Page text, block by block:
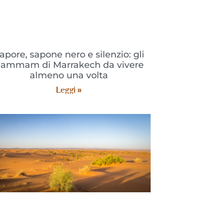
sapone nero e silenzio: gli
di Marrakech da vivere
almeno una volta
Leggi »